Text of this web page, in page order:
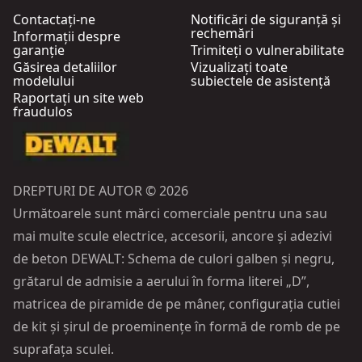
Contactați-ne
Informații despre
garanție
Găsirea detaliilor
modelului
Raportați un site web
fraudulos
Notificări de siguranță și
rechemări
Trimiteți o vulnerabilitate
Vizualizați toate
subiectele de asistență
DREPTURI DE AUTOR © 2026
Următoarele sunt mărci comerciale pentru una sau
mai multe scule electrice, accesorii, ancore și adezivi
de beton DEWALT: Schema de culori galben și negru,
grătarul de admisie a aerului în forma literei „D”,
matricea de piramide de pe mâner, configurația cutiei
de kit și șirul de proeminențe în formă de romb de pe
suprafața sculei.